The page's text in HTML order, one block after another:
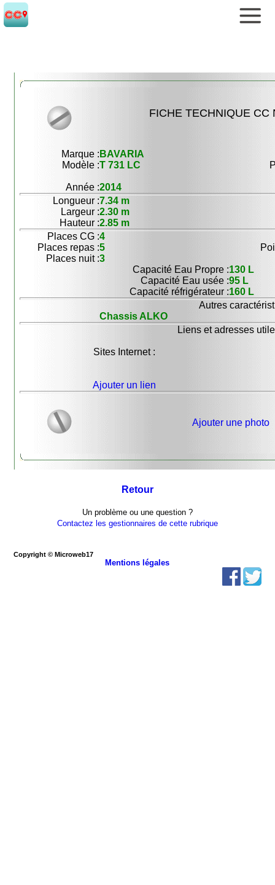
FICHE TECHNIQUE CC
Marque : BAVARIA
Modèle :T 731 LC
Année :2014
Longueur :7.34 m
Largeur :2.30 m
Hauteur :2.85 m
Places CG :4
Places repas :5
Places nuit :3
Capacité Eau Propre :130 L
Capacité Eau usée :95 L
Capacité réfrigérateur :160 L
Autres
Chassis ALKO
Liens et adresses
Sites Internet :
Ajouter un lien
Ajouter une photo
Retour
Un problème ou une question ?
Contactez les gestionnaires de cette rubrique
Copyright © Microweb17
Mentions légales